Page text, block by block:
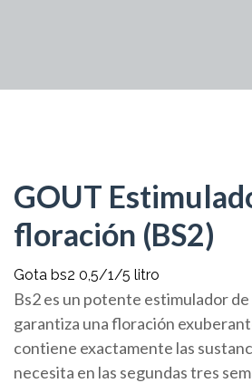
GOUT
floración (BS2)
Gota bs2 0,5/1/5 litro
Bs2 es un potente estimulador
garantiza una floración
contiene exactamente las
necesita en las segundas tres